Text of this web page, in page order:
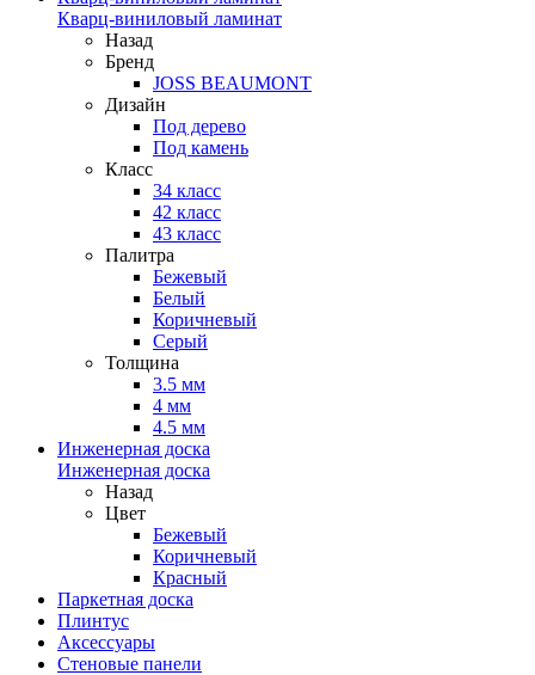
Кварц-виниловый ламинат
Назад
Бренд
JOSS BEAUMONT
Дизайн
Под дерево
Под камень
Класс
34 класс
42 класс
43 класс
Палитра
Бежевый
Белый
Коричневый
Серый
Толщина
3.5 мм
4 мм
4.5 мм
Инженерная доска
Инженерная доска
Назад
Цвет
Бежевый
Коричневый
Красный
Паркетная доска
Плинтус
Аксессуары
Стеновые панели